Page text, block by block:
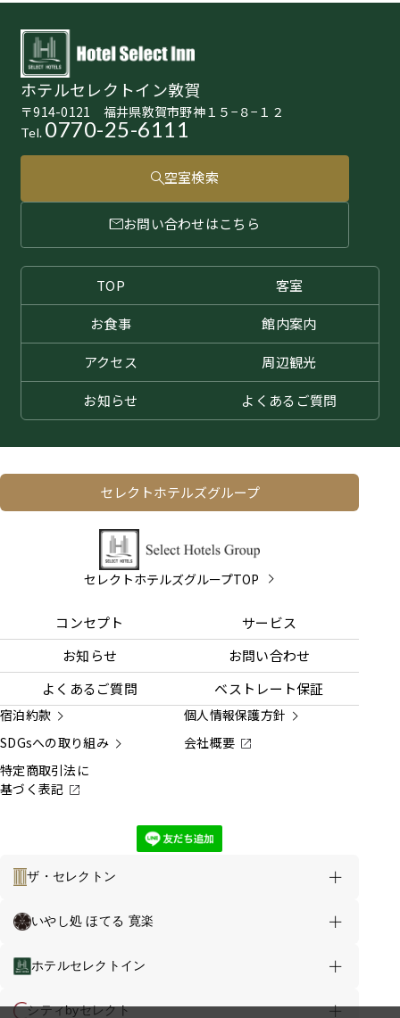
ホテルセレクトイン敦賀
〒914-0121 福井県敦賀市野神１５−８−１２
Tel. 0770-25-6111
空室検索
お問い合わせはこちら
TOP 客室
お食事 館内案内
アクセス 周辺観光
お知らせ よくある ご質問
ホテルセレクトイン敦賀 TOP
セレクトホテルズグループ
セレクトホテルズグループTOP
コンセプト
サービス
お知らせ
お問い合わせ
よくあるご質問
ベストレート保証
宿泊約款
個人情報保護方針
SDGsへの取り組み
会社概要
特定商取引法に
基づく表記
ザ・セレクトン
いやし処 ほてる 寛楽
ホテルセレクトイン
シティbyセレクト